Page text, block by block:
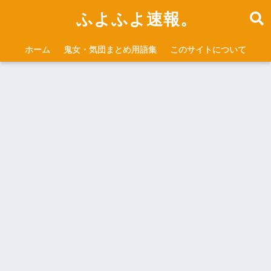
ふよふよ速報。
ホーム 鬼女・気団まとめ用語集 このサイトについて